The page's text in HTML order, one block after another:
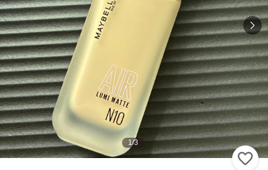
1/3